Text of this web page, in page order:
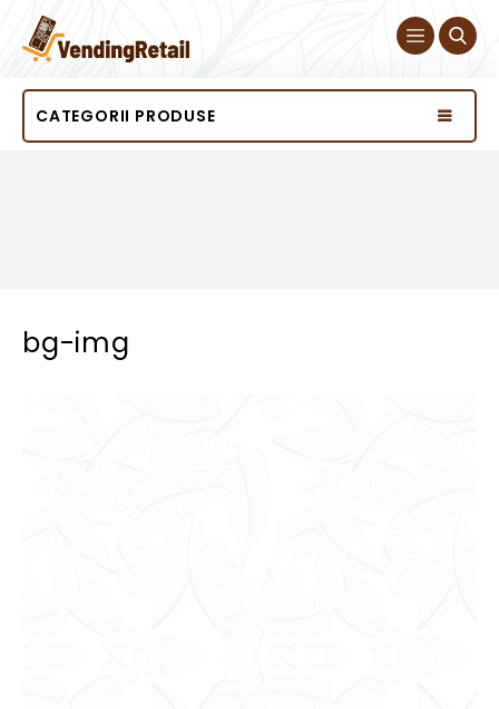
CATEGORII PRODUSE
bg-img